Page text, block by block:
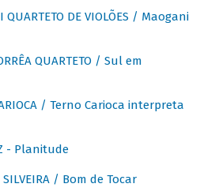
QUARTETO DE VIOLÕES / Maogani
QUARTETO / Sul em
/ Terno Carioca interpreta
- Planitude
SILVEIRA / Bom de Tocar